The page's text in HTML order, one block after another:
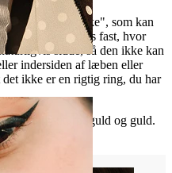
lille "skyde-stykke", som kan
så den kan sættes fast, hvor
sidde, så den ikke kan
indersiden af læben eller
ikke er en rigtig ring, du har
hæmatit, rødguld og guld.